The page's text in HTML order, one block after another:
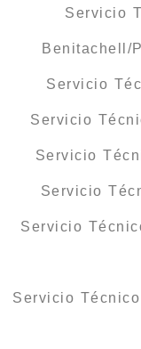
Servicio
Benitachell/
Servicio
Servicio
Servicio
Servicio
Servicio
Servicio